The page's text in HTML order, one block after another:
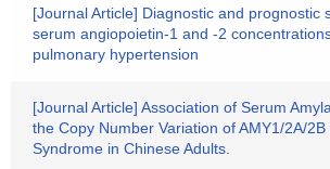
[Journal Article] Diagnostic and prognostic
serum angiopoietin-1 and -2
pulmonary hypertension
[Journal Article] Association of Serum
the Copy Number Variation of AMY1/2A/
Syndrome in Chinese Adults.